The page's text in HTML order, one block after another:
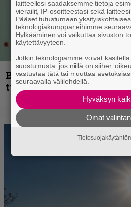
Blind Channel palaa
tuplasingle videoineen
laitteellesi saadaksemme tietoja
vierailit, IP-osoitteestasi sekä laitteesi
Pääset tutustumaan
teknologiakumppaneihimme
Hylkääminen voi vaikuttaa sivuston
käytettävyyteen.
Jotkin teknologiamme voivat
suostumusta, jos niillä on siihen
vastustaa tätä tai muuttaa
seuraavalla välilehdellä.
Hyväksyn
Omat